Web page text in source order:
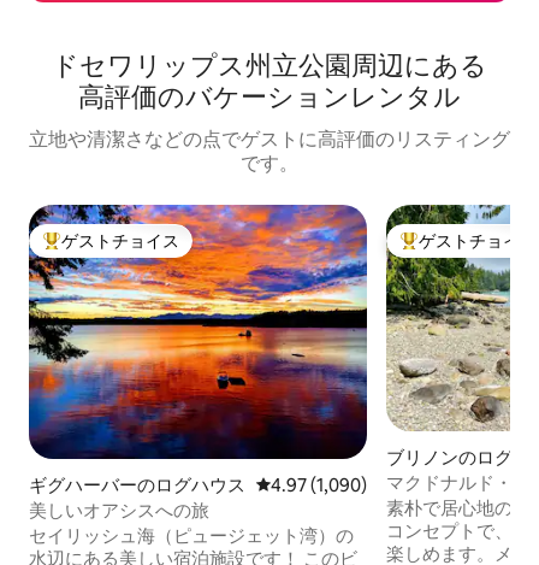
ドセワリップス州立公園⁠周⁠辺⁠に⁠あ⁠る
高⁠評⁠価⁠のバ⁠ケ⁠ー⁠シ⁠ョ⁠ン⁠レ⁠ン⁠タ⁠ル
立地や清潔さなどの点でゲストに高評価のリスティング
です。
大好評のゲストチョイスです。
ゲストチョイス
ギグハーバーのログハウス レビュー1,090件、5つ星中4.97つ
4.97 (1,090)
美しいオアシスへの旅
セイリッシュ海（ピュージェット湾）の
水辺にある美しい宿泊施設です！ このビ
大好評のゲスト
ゲストチョイス
ブリノンのログハ
マクドナルド・コ
素朴で居心地の良
コンセプトで、水
楽しめます。メイ